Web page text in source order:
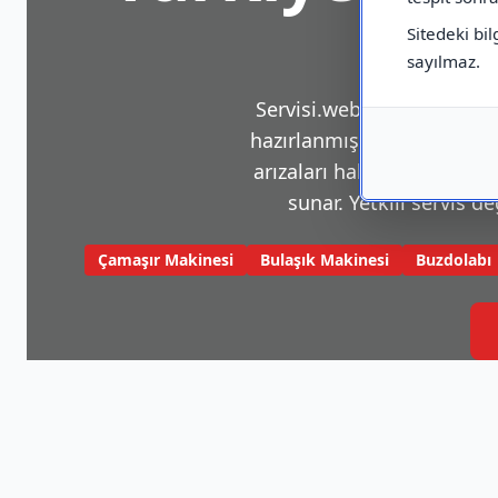
Sitedeki
sayılmaz.
Servisi.web.tr, beyaz
hazırlanmış bir
arızaları hakkında sık
sunar. Yetkili servis
Çamaşır Makinesi Bulaşık Makinesi Buzdolabı